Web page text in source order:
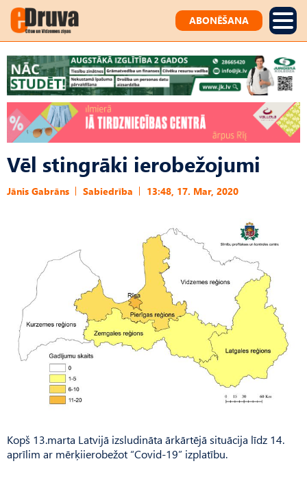
ABONĒŠANA
Vēl stingrāki ierobežojumi
Jānis Gabrāns Sabiedrība 13:48, 17. Mar, 2020
Kopš 13.marta Latvijā izsludināta ārkārtējā situācija līdz 14.
aprīlim ar mērķiierobežot “Covid-19” izplatību.